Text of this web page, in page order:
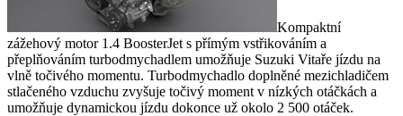
Kompaktní
zážehový motor 1.4 BoosterJet s přímým vstřikováním a
přeplňováním turbo­dmychadlem umožňuje Suzuki Vitaře jízdu na
vlně točivého momentu. Turbodmychadlo doplněné mezichladičem
stlačeného vzduchu zvyšuje točivý moment v nízkých otáčkách a
umožňuje dynamickou jízdu dokonce už okolo 2 500 otáček.